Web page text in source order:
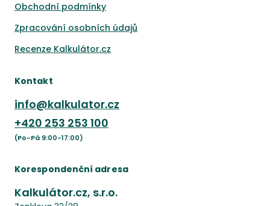
Obchodní podmínky
Zpracování osobních údajů
Recenze Kalkulátor.cz
Kontakt
info@kalkulator.cz
+420 253 253 100
(Po-Pá 9:00-17:00)
Korespondenční adresa
Kalkulátor.cz, s.r.o.